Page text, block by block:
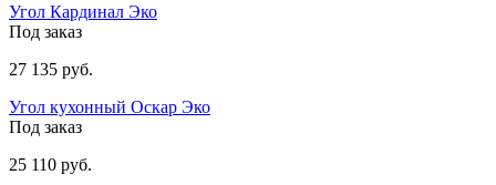
Угол Кардинал Эко
Под заказ
27 135 руб.
Угол кухонный Оскар Эко
Под заказ
25 110 руб.